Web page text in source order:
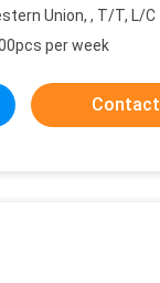
Union, , T/T, L/C
per week
Contact